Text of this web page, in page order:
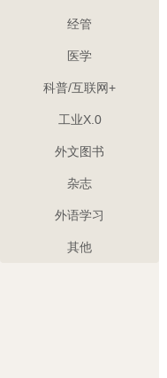
经管
医学
科普/互联网+
工业X.0
外文图书
杂志
外语学习
其他